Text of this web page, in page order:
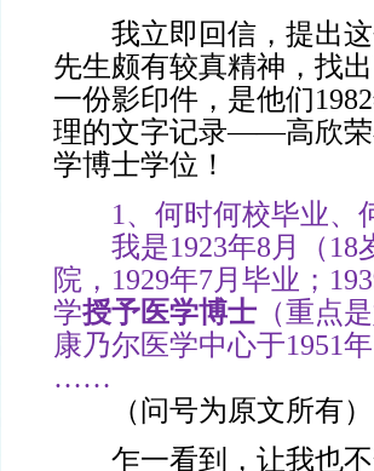
我立即回信，提出这
先生颇有较真精神，找
一份影印件，是他们
理的文字记录——高欣荣
学博士学位！
1、何时何校毕业、
我是1923年8月（18
院，1929年7月毕业；
学授予医学博士 （重点
康乃尔医学中心于1951年
……
（问号为原文所有）
乍一看到，让我也不